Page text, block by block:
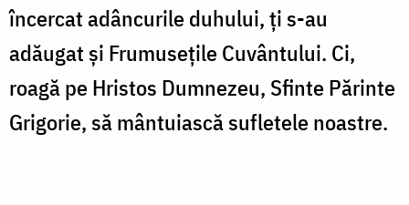
încercat adâncurile duhului, ţi s-au
adăugat şi Frumuseţile Cuvântului. Ci,
roagă pe Hristos Dumnezeu, Sfinte Părinte
Grigorie, să mântuiască sufletele noastre.